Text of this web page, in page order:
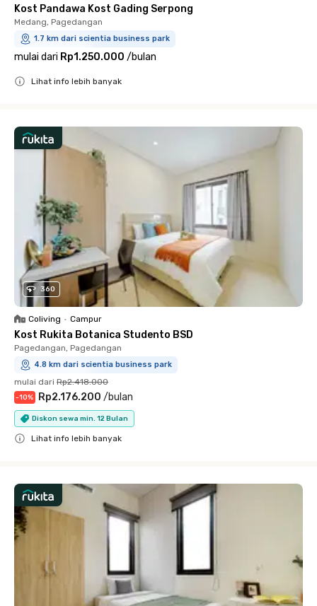
Kost Pandawa Kost Gading Serpong
Medang, Pagedangan
1.7 km dari scientia business park
mulai dari Rp1.250.000 /bulan
Lihat info lebih banyak
360
Coliving • Campur
Kost Rukita Botanica Studento BSD
Pagedangan, Pagedangan
4.8 km dari scientia business park
mulai dari Rp2.418.000
-10% Rp2.176.200 /bulan
Diskon sewa min. 12 Bulan
Lihat info lebih banyak